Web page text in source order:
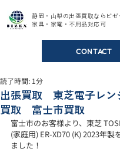
静岡・山梨の出張買取ならビゼ
家具・家電・不用品対応可
CONTACT
出張買取 東芝電子レ
買取 富士市買取
読了時間: 1分
富士市のお客様より、東芝
(家庭用) ER-XD70 (K) 2023年製
ました！